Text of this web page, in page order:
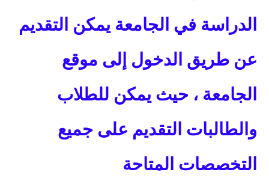
الدراسة في الجامعة يمكن التقديم
عن طريق الدخول إلى موقع
الجامعة ، حيث يمكن للطلاب
والطالبات التقديم على جميع
التخصصات المتاحة